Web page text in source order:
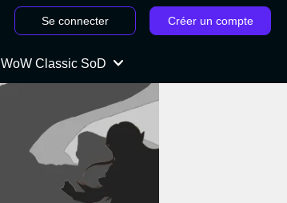
Se connecter Créer un compte
WoW Classic SoD